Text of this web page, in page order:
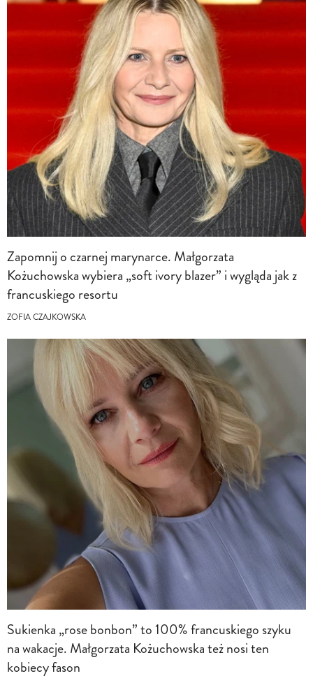
Zapomnij o czarnej marynarce. Małgorzata
Kożuchowska wybiera „soft ivory blazer” i wygląda jak z
francuskiego resortu
ZOFIA CZAJKOWSKA
Sukienka „rose bonbon” to 100% francuskiego szyku
na wakacje. Małgorzata Kożuchowska też nosi ten
kobiecy fason